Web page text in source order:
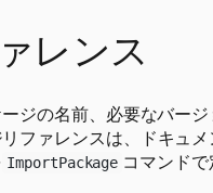
レンス
ジの名前、必要なバー
ファレンスは、ドキュ
ImportPackage コマンドで